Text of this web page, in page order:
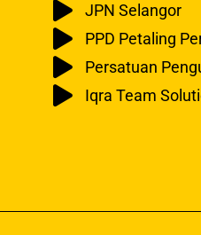
JPN Selangor
PPD Petaling
Persatuan
Iqra Team